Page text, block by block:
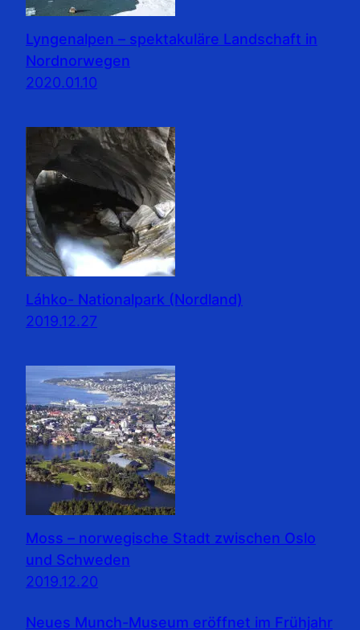
Lyngenalpen – spektakuläre Landschaft in
Nordnorwegen
2020.01.10
Láhko- Nationalpark (Nordland)
2019.12.27
Moss – norwegische Stadt zwischen Oslo
und Schweden
2019.12.20
Neues Munch-Museum eröffnet im Frühjahr